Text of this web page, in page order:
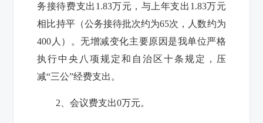
务接待费支出 1.83万元，与上年支出 1.83万元
相比持平（公务接待批次约为65次，人数约为
400 人）。无增减变化主要原因是我单位严格
执行中央八项规定和自治区十条规定，压
减“三公”经费支出。
2 、会议费支出0万元。